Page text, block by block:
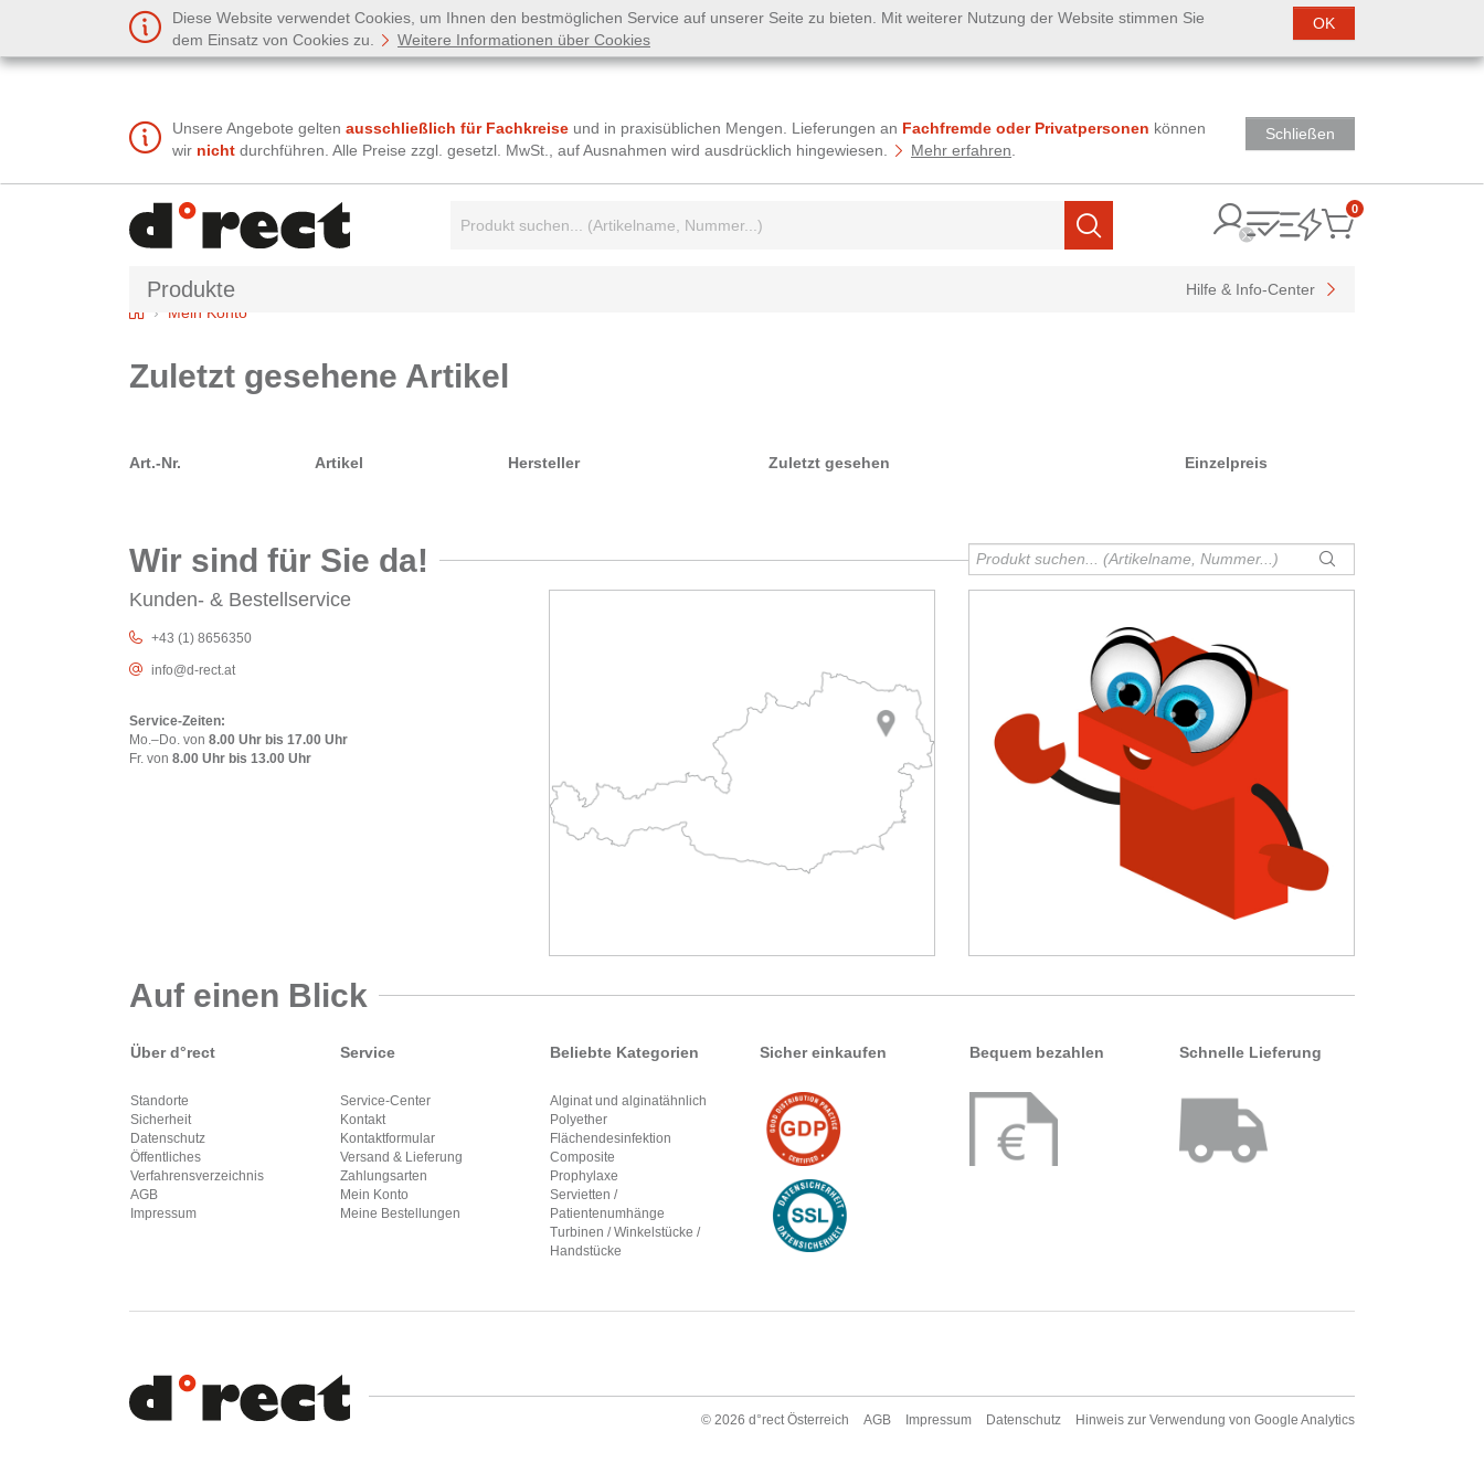
Diese Website verwendet Cookies, um Ihnen den bestmöglichen Service auf unserer Seite zu bieten. Mit weiterer Nutzung der Website stimmen Sie
dem Einsatz von Cookies zu.
Weitere Informationen über Cookies
OK
Unsere Angebote gelten ausschließlich für Fachkreise und in praxisüblichen Mengen. Lieferungen an Fachfremde oder Privatpersonen können
wir nicht durchführen. Alle Preise zzgl. gesetzl. MwSt., auf Ausnahmen wird ausdrücklich hingewiesen. Mehr erfahren
Schließen
Suchen
0Items
Produkte
Hilfe & Info-Center
HomeMein Konto
Zuletzt gesehene Artikel
Art.-Nr. Artikel Hersteller Zuletzt gesehen Einzelpreis
Wir sind für Sie da!
Kunden- & Bestellservice
+43 (1) 8656350
info@d-rect.at
Service-Zeiten:
Mo.–Do. von 8.00 Uhr bis 17.00 Uhr
Fr. von 8.00 Uhr bis 13.00 Uhr
Auf einen Blick
Über d°rect
Standorte
Sicherheit
Datenschutz
Öffentliches
Verfahrensverzeichnis
AGB
Impressum
Service
Service-Center
Kontakt
Kontaktformular
Versand & Lieferung
Zahlungsarten
Mein Konto
Meine Bestellungen
Beliebte Kategorien
Alginat und alginatähnlich
Polyether
Flächendesinfektion
Composite
Prophylaxe
Servietten /
Patientenumhänge
Turbinen / Winkelstücke /
Handstücke
Sicher einkaufen Bequem bezahlen Schnelle Lieferung
© 2026 d°rect Österreich AGB Impressum Datenschutz Hinweis zur Verwendung von Google Analytics